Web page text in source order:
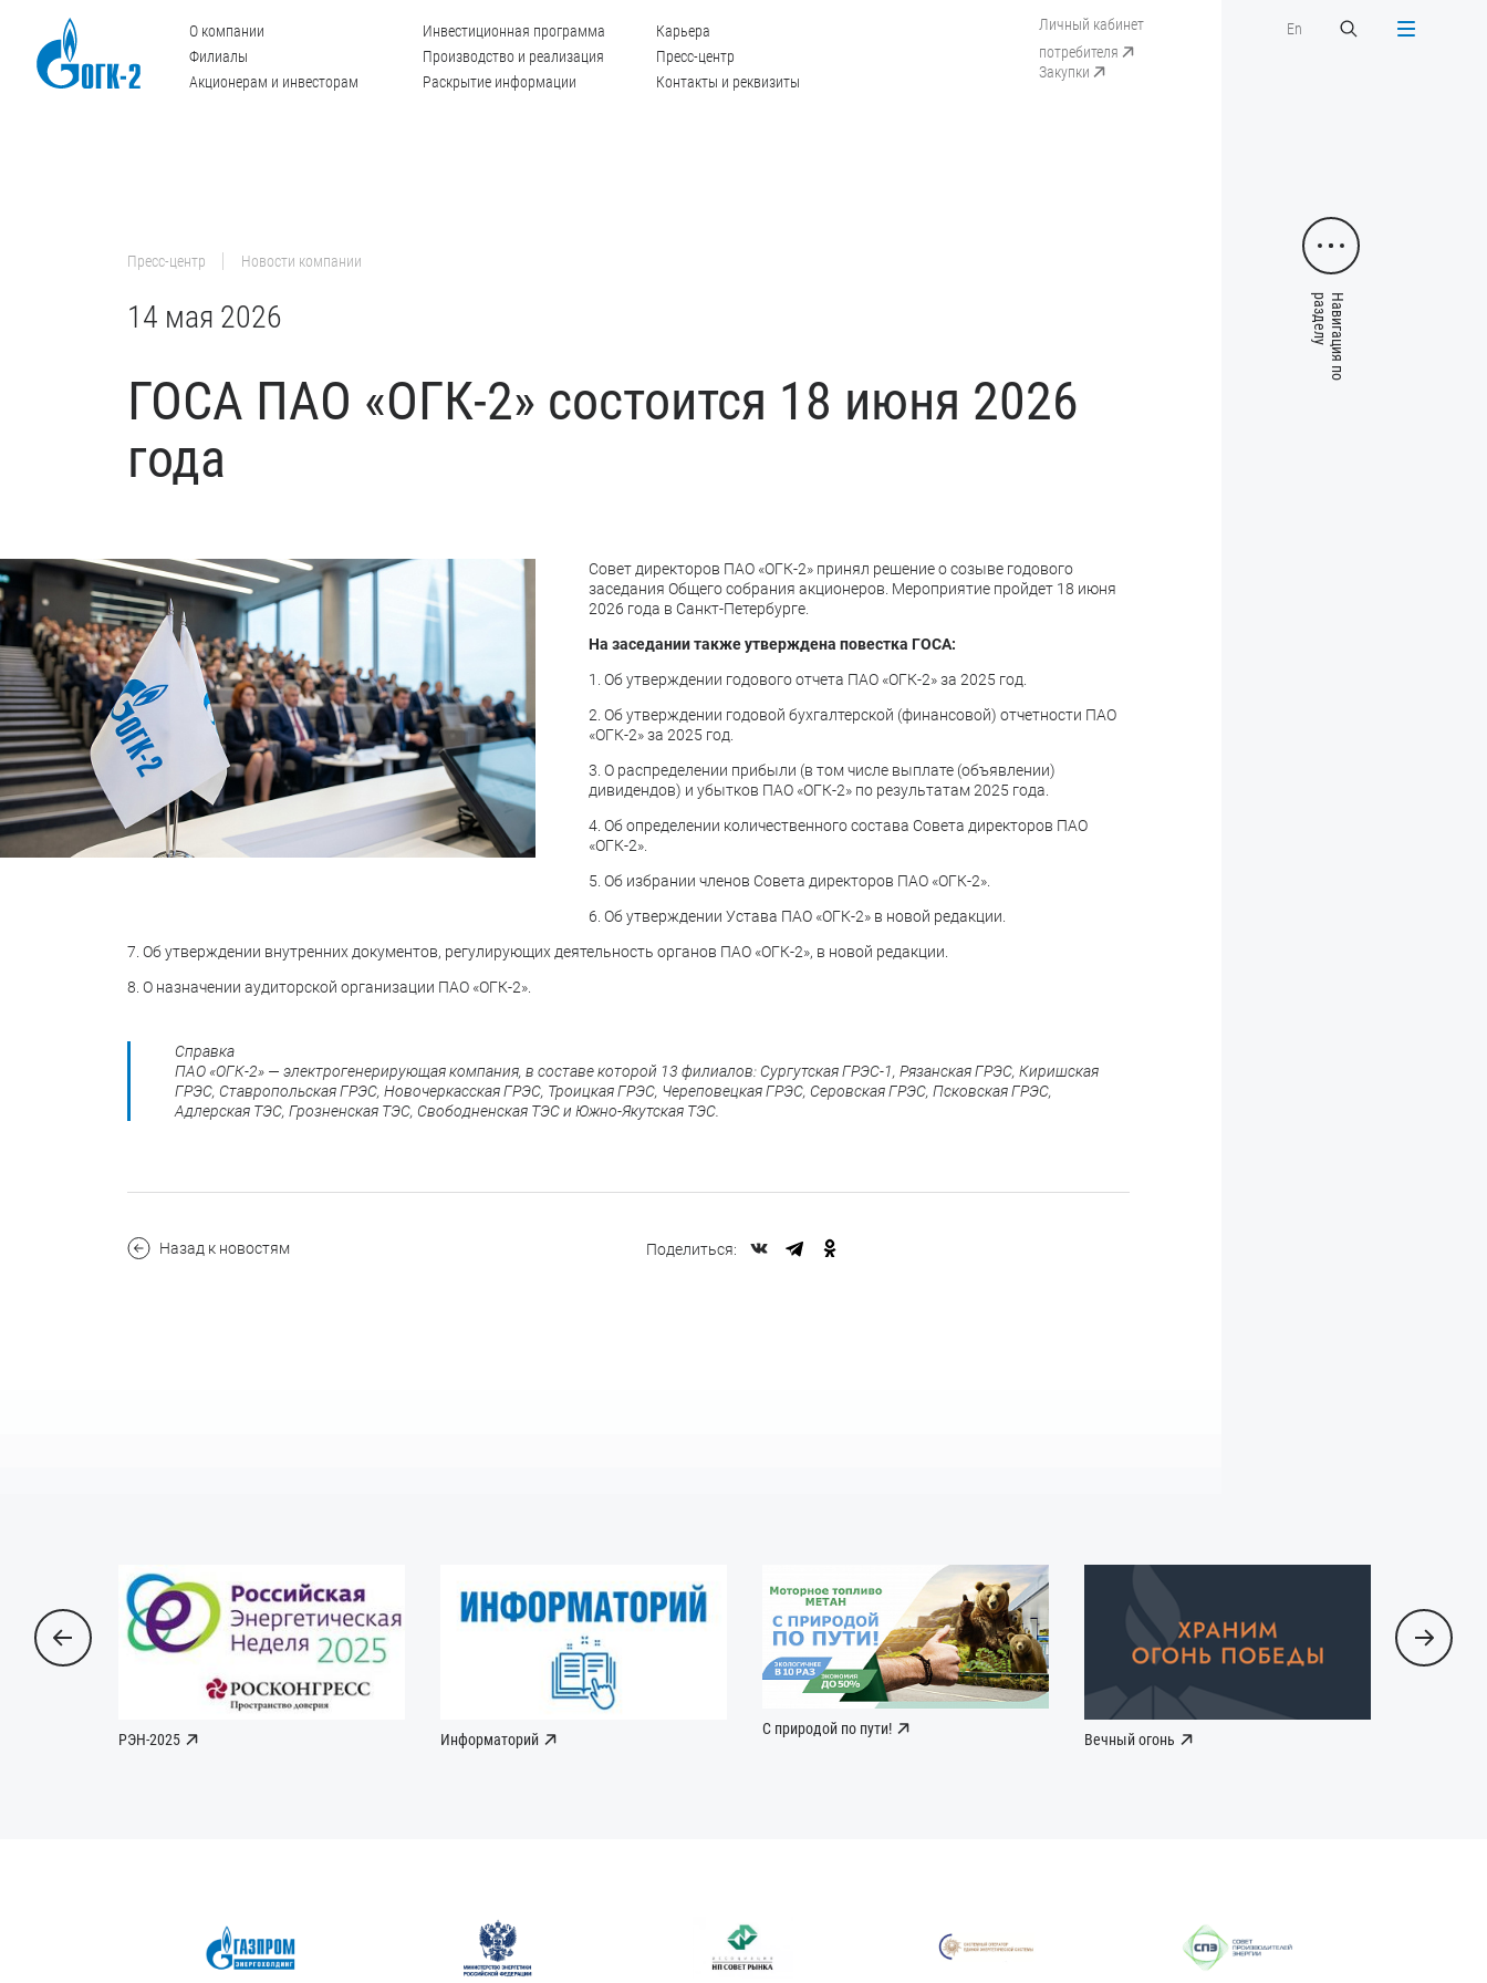
О компании
Филиалы
Акционерам и инвесторам
Инвестиционная программа
Производство и реализация
Раскрытие информации
Карьера
Пресс-центр
Контакты и реквизиты
Личный кабинет
потребителя
Закупки
En
Пресс-центр Новости компании
14 мая 2026
ГОСА ПАО «ОГК-2» состоится 18 июня 2026
года
Совет директоров ПАО «ОГК-2» принял решение о созыве годового
заседания Общего собрания акционеров. Мероприятие пройдет 18 июня
2026 года в Санкт-Петербурге.
На заседании также утверждена повестка ГОСА:
1. Об утверждении годового отчета ПАО «ОГК-2» за 2025 год.
2. Об утверждении годовой бухгалтерской (финансовой) отчетности ПАО
«ОГК-2» за 2025 год.
3. О распределении прибыли (в том числе выплате (объявлении)
дивидендов) и убытков ПАО «ОГК-2» по результатам 2025 года.
4. Об определении количественного состава Совета директоров ПАО
«ОГК-2».
5. Об избрании членов Совета директоров ПАО «ОГК-2».
6. Об утверждении Устава ПАО «ОГК-2» в новой редакции.
7. Об утверждении внутренних документов, регулирующих деятельность органов ПАО «ОГК-2», в новой редакции.
8. О назначении аудиторской организации ПАО «ОГК-2».
Справка
ПАО «ОГК-2» — электрогенерирующая компания, в составе которой 13 филиалов: Сургутская ГРЭС-1, Рязанская ГРЭС, Киришская
ГРЭС, Ставропольская ГРЭС, Новочеркасская ГРЭС, Троицкая ГРЭС, Череповецкая ГРЭС, Серовская ГРЭС, Псковская ГРЭС,
Адлерская ТЭС, Грозненская ТЭС, Свободненская ТЭС и Южно-Якутская ТЭС.
Назад к новостям Поделиться:
РЭН-2025 Информаторий
С природой по пути!
Вечный огонь